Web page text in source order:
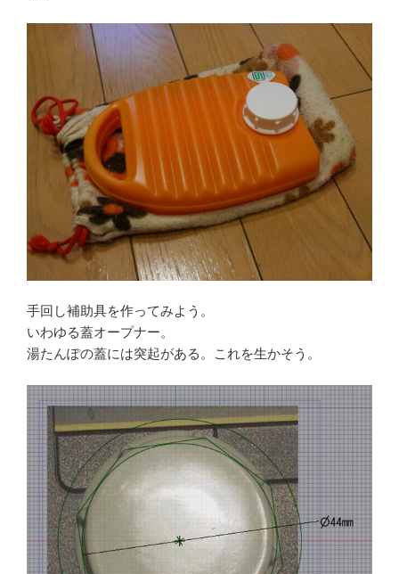
手回し補助具を作ってみよう。
いわゆる蓋オープナー。
湯たんぽの蓋には突起がある。これを生かそう。